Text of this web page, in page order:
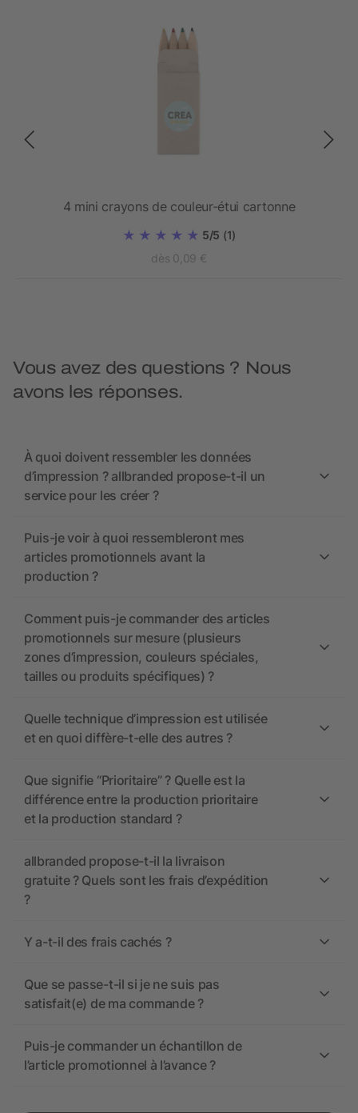
4 mini crayons de couleur-étui cartonne
5/5 (1)
dès 0,09 €
Vous avez des questions ? Nous
avons les réponses.
À quoi doivent ressembler les données
d’impression ? allbranded propose-t-il un
service pour les créer ?
Puis-je voir à quoi ressembleront mes
articles promotionnels avant la
production ?
Comment puis-je commander des articles
promotionnels sur mesure (plusieurs
zones d’impression, couleurs spéciales,
tailles ou produits spécifiques) ?
Quelle technique d’impression est utilisée
et en quoi diffère-t-elle des autres ?
Que signifie “Prioritaire” ? Quelle est la
différence entre la production prioritaire
et la production standard ?
allbranded propose-t-il la livraison
gratuite ? Quels sont les frais d’expédition
?
Y a-t-il des frais cachés ?
Que se passe-t-il si je ne suis pas
satisfait(e) de ma commande ?
Puis-je commander un échantillon de
l’article promotionnel à l’avance ?